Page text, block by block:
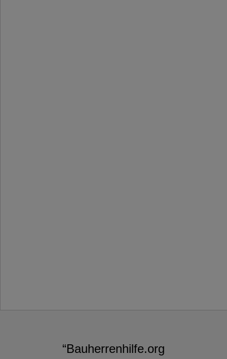
“Bauherrenhilfe.org